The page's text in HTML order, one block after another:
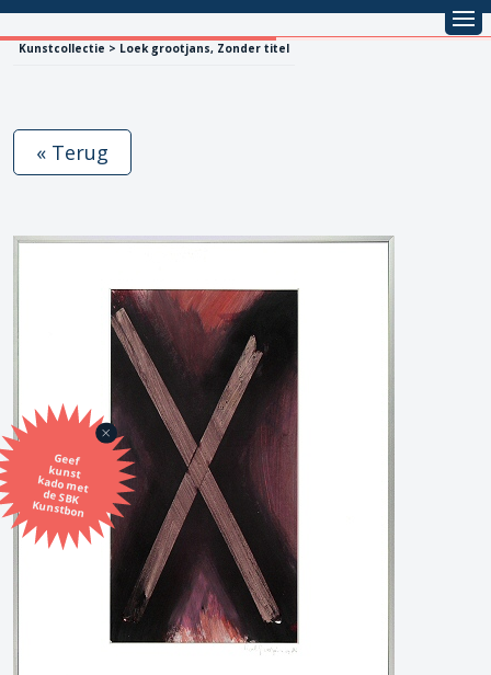
Kunstcollectie > Loek grootjans, Zonder titel
Geef
kunst
kado met
de SBK
Kunstbon
« Terug